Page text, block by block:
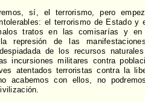
sí, el terrorismo, pero
el terrorismo de Estado y
tratos en las comisarías y en
represión de las
de los recursos
incursiones militares contra
atentados terroristas contra la
acabemos con ellos, no